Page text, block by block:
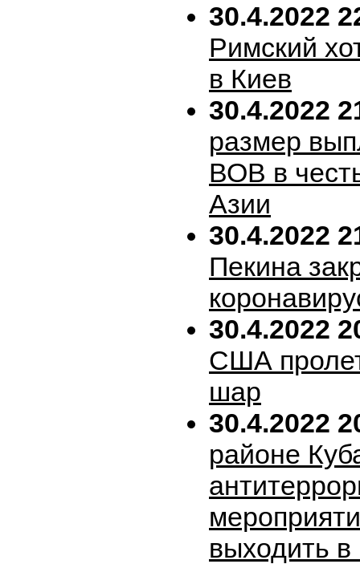
30.4.2022
Римский
в Киев
30.4.2022
размер
ВОВ в
Азии
30.4.2022
Пекина
30.4.2022
США
шар
30.4.2022
районе
выходить